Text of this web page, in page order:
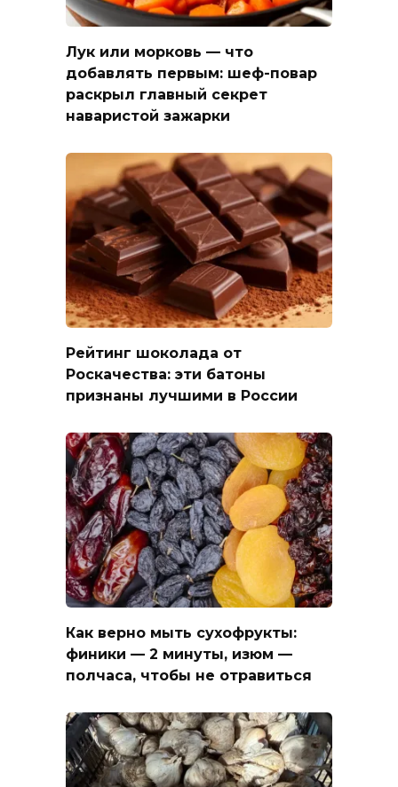
Лук или морковь — что
добавлять первым: шеф-повар
раскрыл главный секрет
наваристой зажарки
Рейтинг шоколада от
Роскачества: эти батоны
признаны лучшими в России
Как верно мыть сухофрукты:
финики — 2 минуты, изюм —
полчаса, чтобы не отравиться